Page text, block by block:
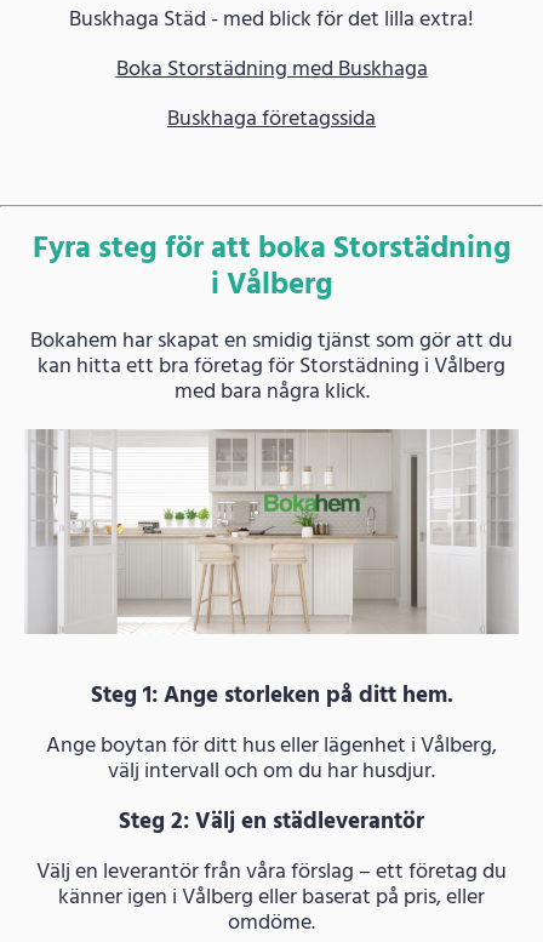
Buskhaga Städ - med blick för det lilla extra!
Boka Storstädning med Buskhaga
Buskhaga företagssida
Fyra steg för att boka Storstädning
i Vålberg
Bokahem har skapat en smidig tjänst som gör att du
kan hitta ett bra företag för Storstädning i Vålberg
med bara några klick.
Steg 1: Ange storleken på ditt hem.
Ange boytan för ditt hus eller lägenhet i Vålberg,
välj intervall och om du har husdjur.
Steg 2: Välj en städleverantör
Välj en leverantör från våra förslag – ett företag du
känner igen i Vålberg eller baserat på pris, eller
omdöme.